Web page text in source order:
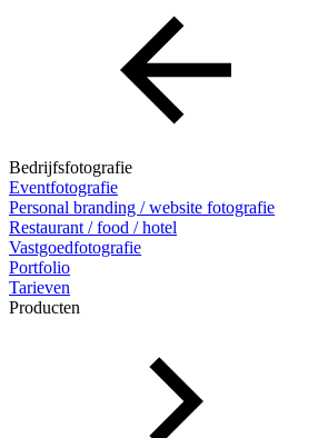
Bedrijfsfotografie
Eventfotografie
Personal branding / website fotografie
Restaurant / food / hotel
Vastgoedfotografie
Portfolio
Tarieven
Producten